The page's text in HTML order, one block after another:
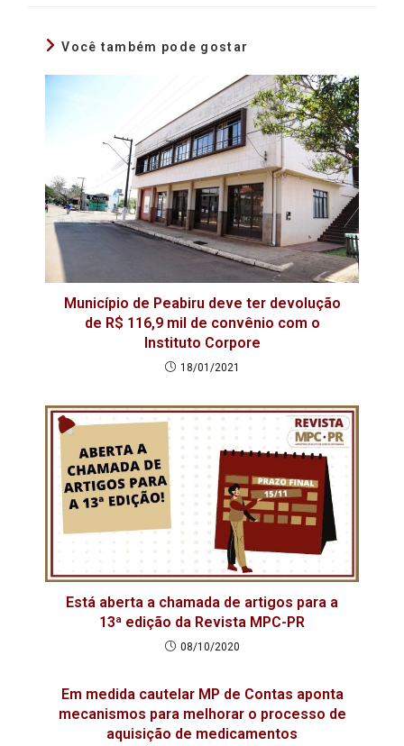
Você também pode gostar
Município de Peabiru deve ter devolução
de R$ 116,9 mil de convênio com o
Instituto Corpore
18/01/2021
Está aberta a chamada de artigos para a
13ª edição da Revista MPC-PR
08/10/2020
Em medida cautelar MP de Contas aponta
mecanismos para melhorar o processo de
aquisição de medicamentos